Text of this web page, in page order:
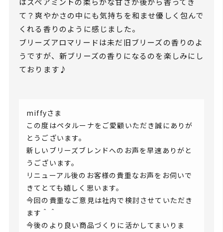
て？爽やかさの中にも気持ちを和ませ優しく包んで
くれる香りのように感じました。
ブリーズアロマリードは未だ旧ブリーズの香りのよ
うですが、新ブリーズの香りになるのを楽しみにし
ております♪
miffyさま
この度はペタルーナをご愛顧いただき誠にありが
とうございます。
新しいブリーズブレンドへのお声を早速ありがと
うございます。
リニューアル後のお客様の貴重なお声をお伺いで
きてとても嬉しく思います。
今回の貴重なご意見は社内で検討させていただき
ます＾＾
今後のより良い商品づくりに活かしてまいりま